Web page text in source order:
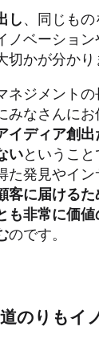
し、同じも
ノベーショ
かが分かり
ネジメントの
みなさんに
イディア創出
いというこ
た発見やイ
客に届ける
も非常に価値
のです。
のりもイ